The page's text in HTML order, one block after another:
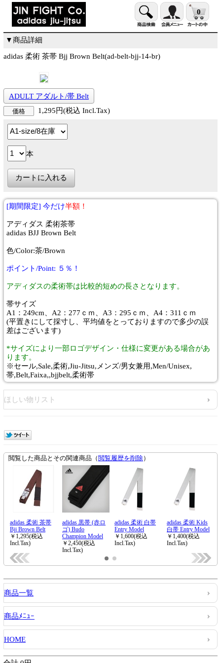
0
▼商品詳細
adidas 柔術 茶帯 Bjj Brown Belt(ad-belt-bjj-14-br)
ADULT アダルト/帯 Belt
価格 1,295円(税込 Incl.Tax)
本
[期間限定] 今だけ半額！
アディダス 柔術茶帯
adidas BJJ Brown Belt
色/Color:茶/Brown
ポイント/Point: ５％！
アディダスの柔術帯は比較的短めの長さとなります。
帯サイズ
A1：249cm、A2：277ｃｍ、A3：295ｃｍ、A4：311ｃｍ
(平置きにして採寸し、平均値をとっておりますので多少の誤
差はございます)
*サイズにより一部ロゴデザイン・仕様に変更がある場合があ
ります。
※セール,Sale,柔術,Jiu-Jitsu,メンズ/男女兼用,Men/Unisex,
帯,Belt,Faixa,,bjjbelt,柔術帯
ほしい物リスト
商品一覧
商品ﾒﾆｭｰ
HOME